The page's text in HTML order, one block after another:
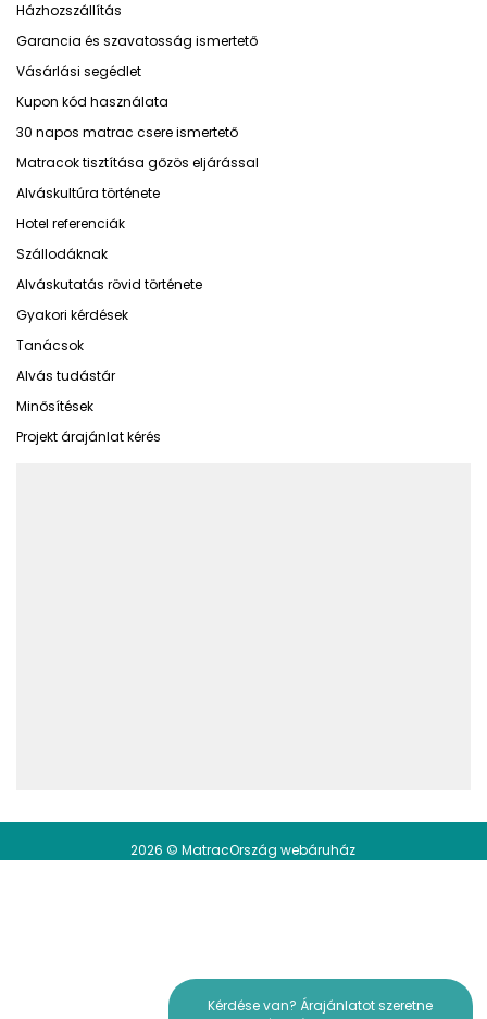
Házhozszállítás
Garancia és szavatosság ismertető
Vásárlási segédlet
Kupon kód használata
30 napos matrac csere ismertető
Matracok tisztítása gőzös eljárással
Alváskultúra története
Hotel referenciák
Szállodáknak
Alváskutatás rövid története
Gyakori kérdések
Tanácsok
Alvás tudástár
Minősítések
Projekt árajánlat kérés
Kérdése van? Árajánlatot szeretne
2026 © MatracOrszág webáruház